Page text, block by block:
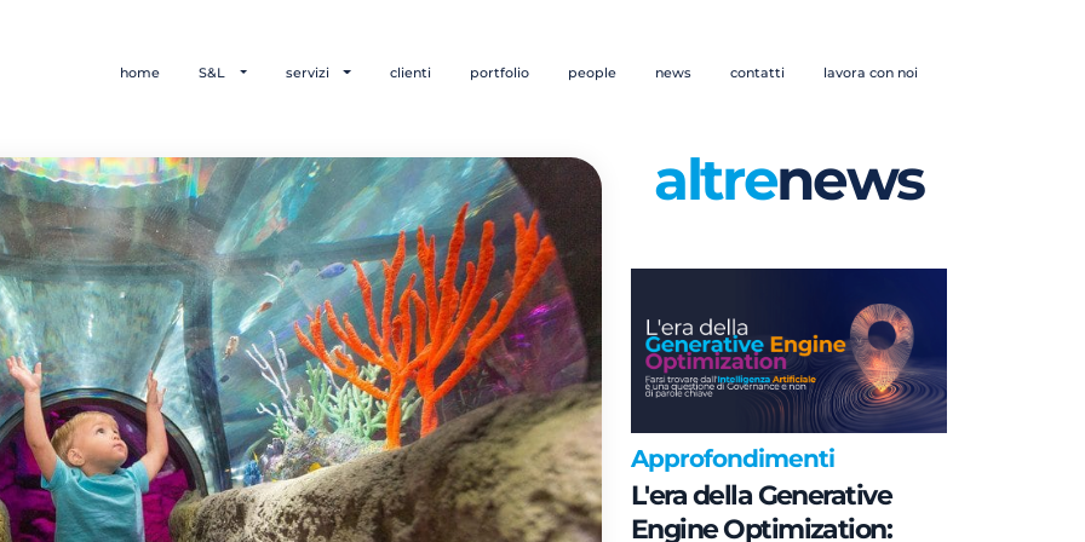
home S&L servizi clienti portfolio people news contatti lavora con noi
altrenews
Approfondimenti
L'era della Generative
Engine Optimization: